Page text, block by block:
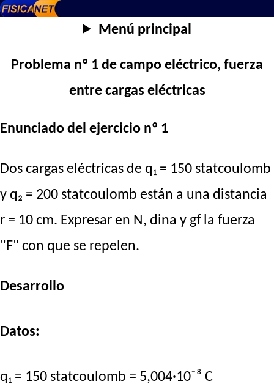
Menú principal
Problema nº 1 de campo eléctrico, fuerza
entre cargas eléctricas
Enunciado del ejercicio nº 1
Dos cargas eléctricas de q₁ = 150 statcoulomb
y q₂ = 200 statcoulomb están a una distancia
r = 10 cm. Expresar en N, dina y gf la fuerza
"F" con que se repelen.
Desarrollo
Datos:
q₁ = 150 statcoulomb = 5,004·10⁻⁸ C